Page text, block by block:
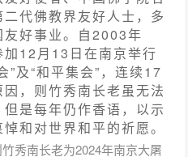
代佛教界友好人士，多
好事业。自2003年
12月13日在南京举行
”及“和平集会”，连续17
，则竹秀南长老虽无法
是每年仍作香语，以示
和对世界和平的祈愿。
秀南长老为2024年南京大屠